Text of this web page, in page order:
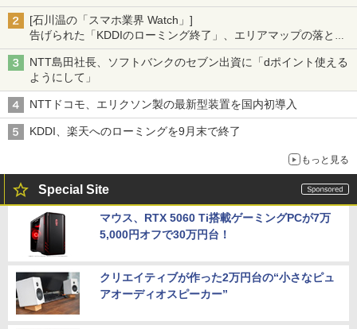
[石川温の「スマホ業界 Watch」]
告げられた「KDDIのローミング終了」、エリアマップの落とし
穴と楽天モバイルの課題
NTT島田社長、ソフトバンクのセブン出資に「dポイント使える
ようにして」
NTTドコモ、エリクソン製の最新型装置を国内初導入
KDDI、楽天へのローミングを9月末で終了
もっと見る
Special Site
マウス、RTX 5060 Ti搭載ゲーミングPCが7万
5,000円オフで30万円台！
クリエイティブが作った2万円台の“小さなピュ
アオーディオスピーカー”